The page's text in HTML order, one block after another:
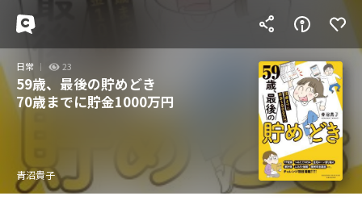
日常 23
59歳、最後の貯めどき
70歳までに貯金1000万円
青沼貴子